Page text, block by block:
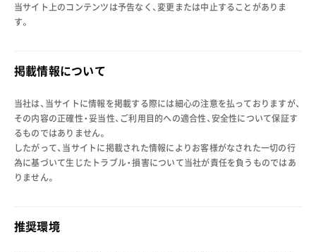
当サイト上のコンテンツは予告なく、変更または中止することがありま
す。
掲載情報について
当社は、当サイトに情報を掲載する際には細心の注意を払っておりますが、
その内容の正確性・妥当性、ご利用目的への適合性、安全性について保証す
るものではありません。
したがって、当サイトに掲載された情報によりお客様がなされた一切の行
為に基づいて生じたトラブル・損害について当社が責任を負うものではあ
りません。
推奨環境